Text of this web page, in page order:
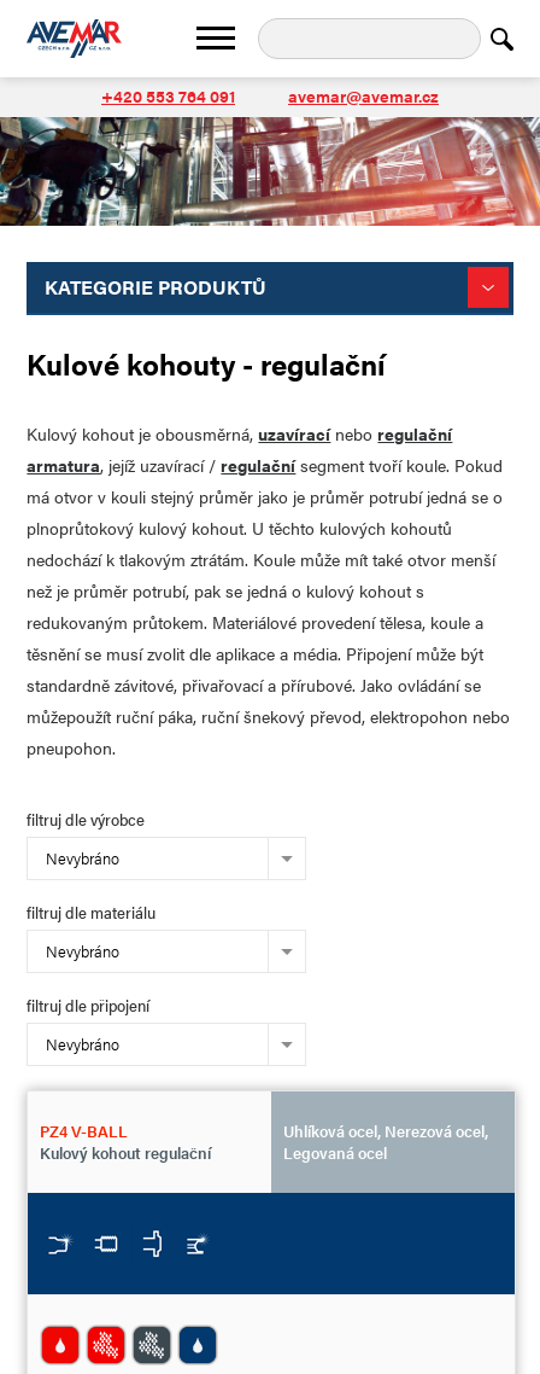
+420 553 764 091 avemar@avemar.cz
KATEGORIE PRODUKTŮ
Kulové kohouty - regulační
Kulový kohout je obousměrná,uzavíracíneboregulační
armatura, jejíž uzavírací /regulačnísegment tvoří koule. Pokud
má otvor v kouli stejný průměr jako je průměr potrubí jedná se o
plnoprůtokový kulový kohout. U těchto kulových kohoutů
nedochází k tlakovým ztrátám. Koule může mít také otvor menší
než je průměr potrubí, pak se jedná o kulový kohout s
redukovaným průtokem. Materiálové provedení tělesa, koule a
těsnění se musí zvolit dle aplikace a média. Připojení může být
standardně závitové, přivařovací a přírubové. Jako ovládání se
můžepoužít ruční páka, ruční šnekový převod, elektropohon nebo
pneupohon.
filtruj dle výrobce
Nevybráno
filtruj dle materiálu
Nevybráno
filtruj dle připojení
Nevybráno
PZ4 V-BALL
Kulový kohout regulační
Uhlíková ocel, Nerezová ocel,
Legovaná ocel